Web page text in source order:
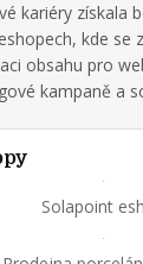
kariéry získala
kde se
obsahu pro
kampaně a
Solapoint